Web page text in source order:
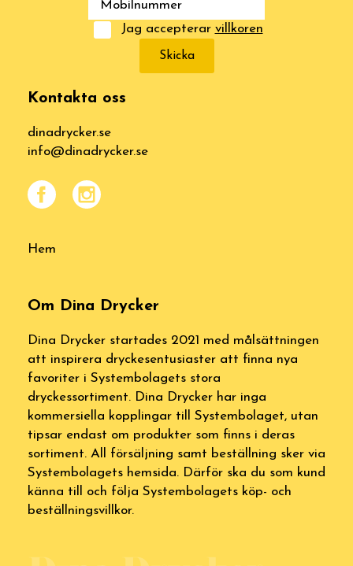
Jag accepterar villkoren
Skicka
Kontakta oss
dinadrycker.se
info@dinadrycker.se
Hem
Om Dina Drycker
Dina Drycker startades 2021 med målsättningen
att inspirera dryckesentusiaster att finna nya
favoriter i Systembolagets stora
dryckessortiment. Dina Drycker har inga
kommersiella kopplingar till Systembolaget, utan
tipsar endast om produkter som finns i deras
sortiment. All försäljning samt beställning sker via
Systembolagets hemsida. Därför ska du som kund
känna till och följa Systembolagets köp- och
beställningsvillkor.